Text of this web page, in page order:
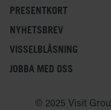
PRESENTKORT
NYHETSBREV
VISSELBLÅSNING
JOBBA MED OSS
© 2025 Visit